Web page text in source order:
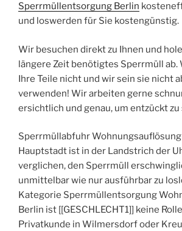
Sperrmüllentsorgung Berlin
und loswerden für Sie kostengünstig.
Wir besuchen direkt zu Ihnen und
längere Zeit benötigtes Sperrmüll ab.
Ihre Teile nicht und wir sein sie nicht
verwenden! Wir arbeiten gerne
ersichtlich und genau, um entzückt
Sperrmüllabfuhr
Hauptstadt ist in der Landstrich der
verglichen, den Sperrmüll
unmittelbar wie nur ausführbar zu
Kategorie Sperrmüllentsorgung
Berlin ist [[GESCHLECHT1]] keine
Privatkunde in Wilmersdorf oder